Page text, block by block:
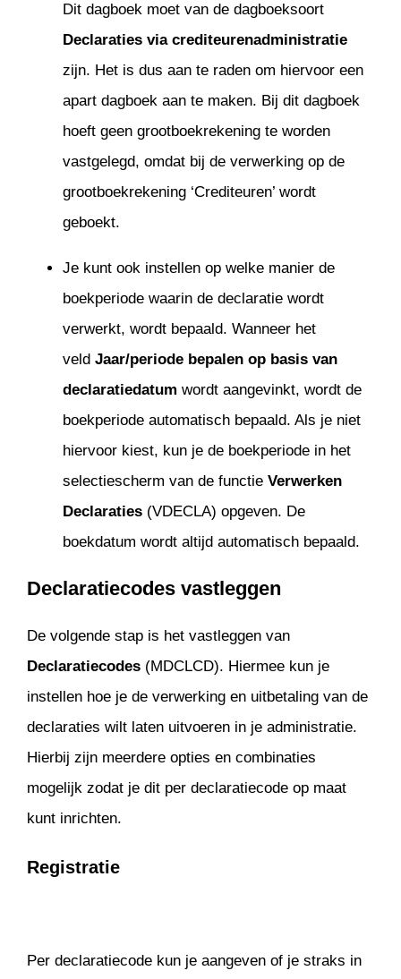
Dit dagboek moet van de dagboeksoort
Declaraties via crediteurenadministratie
zijn. Het is dus aan te raden om hiervoor een
apart dagboek aan te maken. Bij dit dagboek
hoeft geen grootboekrekening te worden
vastgelegd, omdat bij de verwerking op de
grootboekrekening ‘Crediteuren’ wordt
geboekt.
Je kunt ook instellen op welke manier de
boekperiode waarin de declaratie wordt
verwerkt, wordt bepaald. Wanneer het
veld Jaar/periode bepalen op basis van
declaratiedatum wordt aangevinkt, wordt de
boekperiode automatisch bepaald. Als je niet
hiervoor kiest, kun je de boekperiode in het
selectiescherm van de functie Verwerken
Declaraties(VDECLA) opgeven. De
boekdatum wordt altijd automatisch bepaald.
Declaratiecodes vastleggen
De volgende stap is het vastleggen van
Declaratiecodes (MDCLCD). Hiermee kun je
instellen hoe je de verwerking en uitbetaling van de
declaraties wilt laten uitvoeren in je administratie.
Hierbij zijn meerdere opties en combinaties
mogelijk zodat je dit per declaratiecode op maat
kunt inrichten.
Registratie
Per declaratiecode kun je aangeven of je straks in